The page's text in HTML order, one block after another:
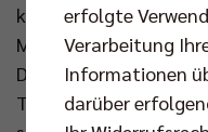
kompletten Kaders.“
Meister damals
Durchgang lange
Tabellenneunter in
erfolgte
Verarbeitung
Informationen
darüber